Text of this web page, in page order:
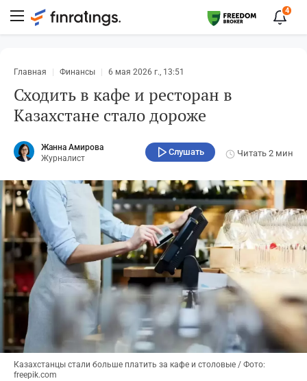
4
Главная Финансы 6 мая 2026 г., 13:51
Сходить в кафе и ресторан в
Казахстане стало дороже
Жанна Амирова
Журналист
Слушать Читать 2 мин
Казахстанцы стали больше платить за кафе и столовые / Фото:
freepik.com